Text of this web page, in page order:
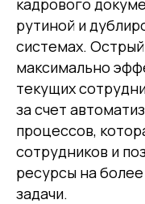
рутиной и
системах.
максимально
текущих
за счет
процессов,
сотрудников и
ресурсы на
задачи.
Другие статьи